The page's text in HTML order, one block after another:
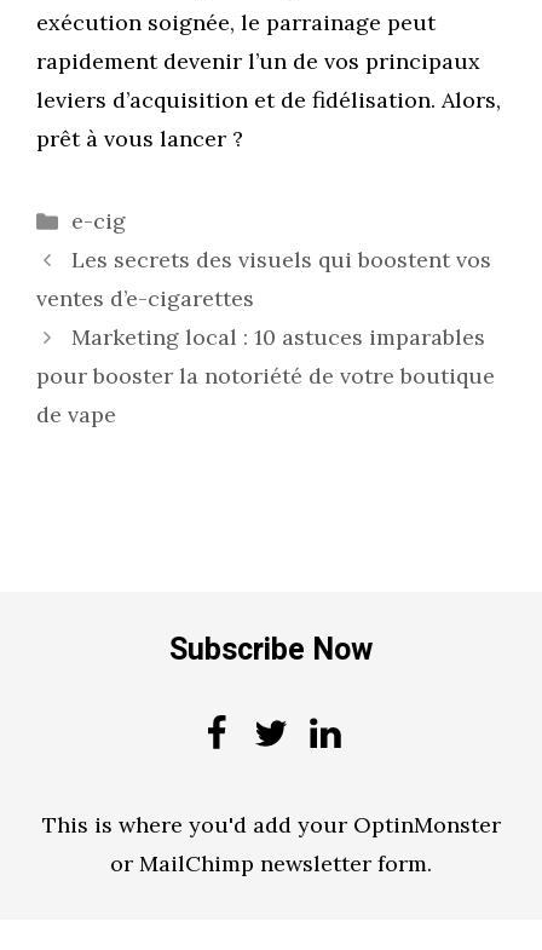
exécution soignée, le parrainage peut
rapidement devenir l’un de vos principaux
leviers d’acquisition et de fidélisation. Alors,
prêt à vous lancer ?
Catégories
e-cig
Les secrets des visuels qui boostent vos
ventes d’e-cigarettes
Marketing local : 10 astuces imparables
pour booster la notoriété de votre boutique
de vape
Subscribe Now
This is where you'd add your OptinMonster
or MailChimp newsletter form.